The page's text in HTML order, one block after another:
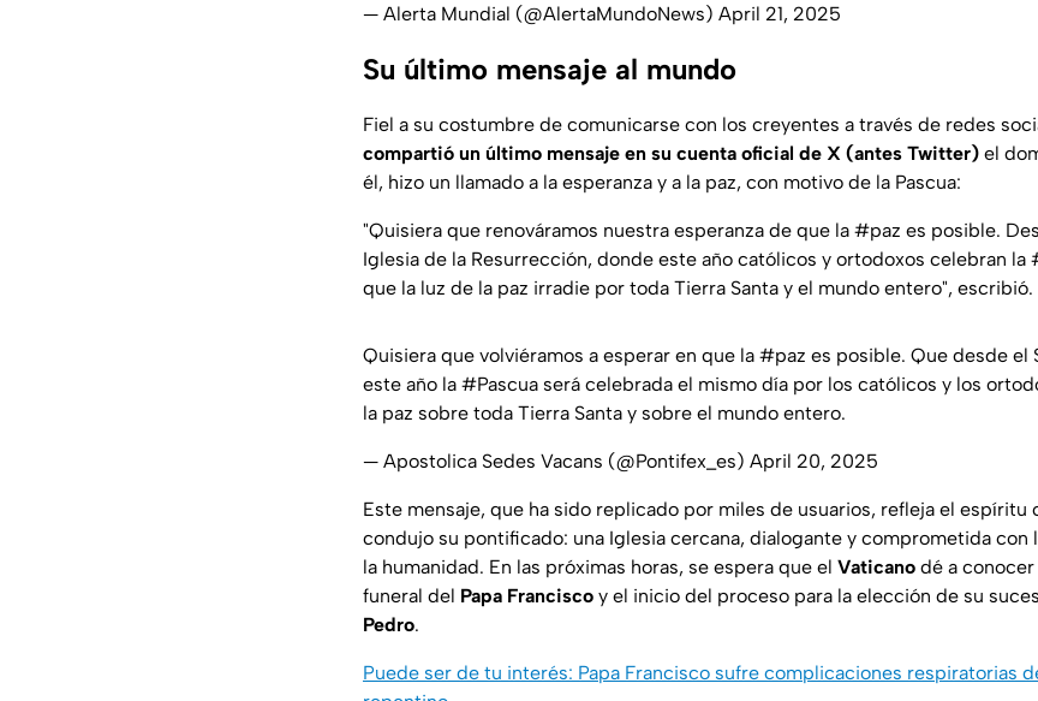
— Alerta Mundial (@AlertaMundoNews) April 21, 2025
Su último mensaje al mundo
Fiel a su costumbre de comunicarse con los creyentes a través de redes
compartió un último mensaje en su cuenta oficial de X (antes Twitter) el
él, hizo un llamado a la esperanza y a la paz, con motivo de la Pascua:
"Quisiera que renováramos nuestra esperanza de que la #paz es posible.
Iglesia de la Resurrección, donde este año católicos y ortodoxos celebran la
que la luz de la paz irradie por toda Tierra Santa y el mundo entero", escribió.
Quisiera que volviéramos a esperar en que la #paz es posible. Que desde el
este año la #Pascua será celebrada el mismo día por los católicos y los
la paz sobre toda Tierra Santa y sobre el mundo entero.
— Apostolica Sedes Vacans (@Pontifex_es) April 20, 2025
Este mensaje, que ha sido replicado por miles de usuarios, refleja el espíritu
condujo su pontificado: una Iglesia cercana, dialogante y comprometida con
la humanidad. En las próximas horas, se espera que el Vaticano dé a
funeral del Papa Francisco y el inicio del proceso para la elección de su
Pedro.
Puede ser de tu interés: Papa Francisco sufre complicaciones respiratorias